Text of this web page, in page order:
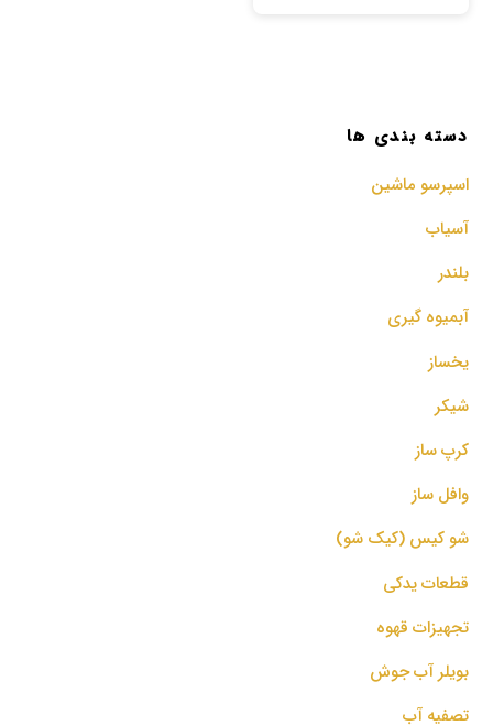
دسته بندی ها
اسپرسو‌ ماشین
آسیاب
بلندر
آبمیوه گیری
یخساز
شیکر
کرپ ساز
وافل ساز
شو کیس (کیک شو)
قطعات یدکی
تجهیزات قهوه
بویلر آب جوش
تصفیه آب